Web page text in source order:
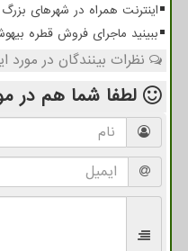
اینترنت همراه در شهرهای بزرگ
ببینید ماجرای فروش قطره
نظرات بینندگان در مورد
لطفا شما هم در